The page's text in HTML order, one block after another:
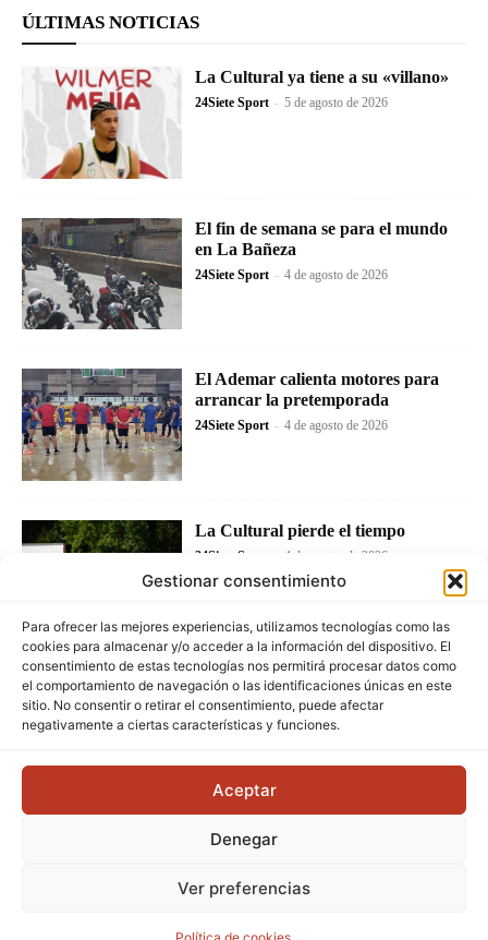
Gestionar consentimiento
Para ofrecer las mejores experiencias, utilizamos tecnologías como las
cookies para almacenar y/o acceder a la información del dispositivo. El
consentimiento de estas tecnologías nos permitirá procesar datos como
el comportamiento de navegación o las identificaciones únicas en este
sitio. No consentir o retirar el consentimiento, puede afectar
negativamente a ciertas características y funciones.
Aceptar
Denegar
Ver preferencias
ÚLTIMAS NOTICIAS
La Cultural ya tiene a su «villano»
24Siete Sport - 5 de agosto de 2026
El fin de semana se para el mundo
en La Bañeza
24Siete Sport - 4 de agosto de 2026
El Ademar calienta motores para
arrancar la pretemporada
24Siete Sport - 4 de agosto de 2026
La Cultural pierde el tiempo
24Siete Sport 4 de agosto de 2026